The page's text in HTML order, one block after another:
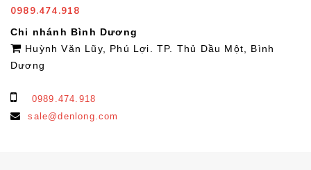
0989.474.918
Chi nhánh Bình Dương
Huỳnh Văn Lũy, Phú Lợi. TP. Thủ Dầu Một, Bình
Dương
0989.474.918
sale@denlong.com